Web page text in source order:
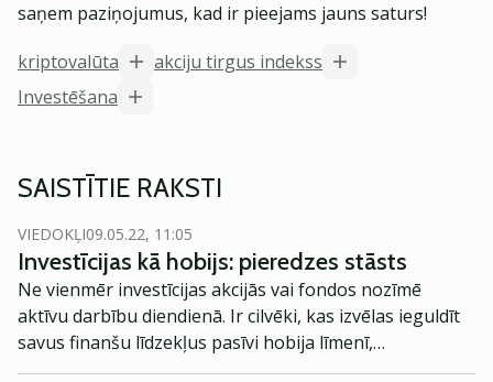
saņem paziņojumus, kad ir pieejams jauns saturs!
kriptovalūta
akciju tirgus indekss
Investēšana
SAISTĪTIE RAKSTI
VIEDOKĻI09.05.22, 11:05
Investīcijas kā hobijs: pieredzes stāsts
Ne vienmēr investīcijas akcijās vai fondos nozīmē
aktīvu darbību diendienā. Ir cilvēki, kas izvēlas ieguldīt
savus finanšu līdzekļus pasīvi hobija līmenī,
iegādājoties vērtspapīrus un gaidot, ka ieguldītā nauda